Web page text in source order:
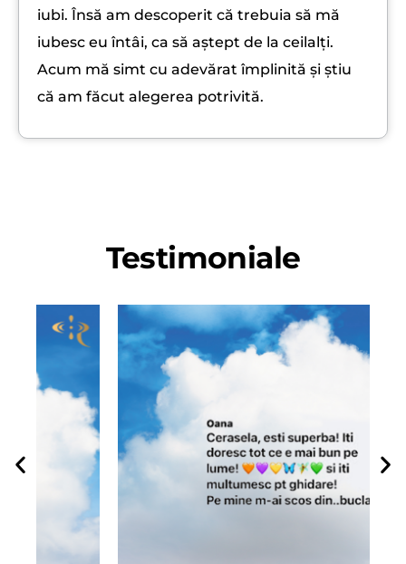
iubi. Însă am descoperit că trebuia să mă
iubesc eu întâi, ca să aștept de la ceilalți.
Acum mă simt cu adevărat împlinită și știu
că am făcut alegerea potrivită.
Testimoniale